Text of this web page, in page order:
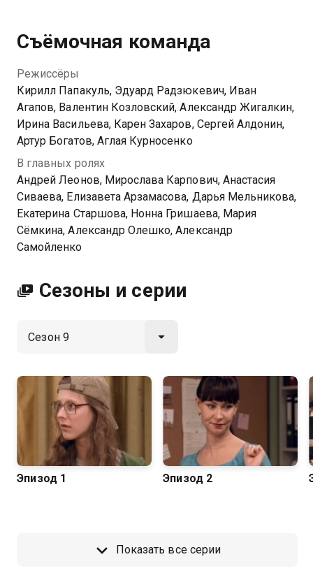
сначала на работу, а потом, глядишь, и в мужья?
Посмотреть онлайн 9 сезон сериала Папины дочки
вы можете совершенно бесплатно в хорошем HD
качестве на Казахтелеком
Съёмочная команда
Режиссёры
Кирилл Папакуль, Эдуард Радзюкевич, Иван
Агапов, Валентин Козловский, Александр Жигалкин,
Ирина Васильева, Карен Захаров, Сергей Алдонин,
Артур Богатов, Аглая Курносенко
В главных ролях
Андрей Леонов, Мирослава Карпович, Анастасия
Сиваева, Елизавета Арзамасова, Дарья Мельникова,
Екатерина Старшова, Нонна Гришаева, Мария
Сёмкина, Александр Олешко, Александр
Самойленко
Сезоны и серии
Эпизод 1 Эпизод 2
Показать все серии